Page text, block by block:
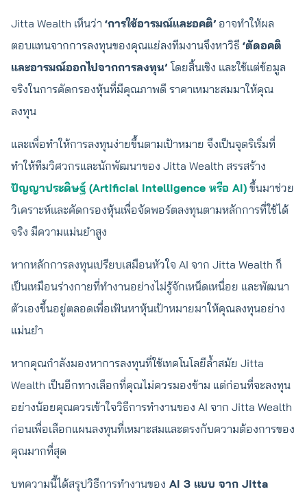
Jitta Wealth เห็นว่า ‘การใช้อารมณ์และอคติ’ อาจทำให้ผล
ตอบแทนจากการลงทุนของคุณแย่ลงทีมงานจึงหาวิธี ‘ตัดอคติ
และอารมณ์ออกไปจากการลงทุน’โดยสิ้นเชิง และใช้แต่ข้อมูล
จริงในการคัดกรองหุ้นที่มีคุณภาพดี ราคาเหมาะสมมาให้คุณ
ลงทุน
และเพื่อทำให้การลงทุนง่ายขึ้นตามเป้าหมาย จึงเป็นจุดริเริ่มที่
ทำให้ทีมวิศวกรและนักพัฒนาของ Jitta Wealth สรรสร้าง
ปัญญาประดิษฐ์ (Artificial intelligence หรือ AI) ขึ้นมาช่วย
วิเคราะห์และคัดกรองหุ้นเพื่อจัดพอร์ตลงทุนตามหลักการที่ใช้ได้
จริง มีความแม่นยำสูง
หากหลักการลงทุนเปรียบเสมือนหัวใจ AI จาก Jitta Wealth ก็
เป็นเหมือนร่างกายที่ทำงานอย่างไม่รู้จักเหน็ดเหนื่อย และพัฒนา
ตัวเองขึ้นอยู่ตลอดเพื่อเฟ้นหาหุ้นเป้าหมายมาให้คุณลงทุนอย่าง
แม่นยำ
หากคุณกำลังมองหาการลงทุนที่ใช้เทคโนโลยีล้ำสมัย Jitta
Wealth เป็นอีกทางเลือกที่คุณไม่ควรมองข้าม แต่ก่อนที่จะลงทุน
อย่างน้อยคุณควรเข้าใจวิธีการทำงานของ AI จาก Jitta Wealth
ก่อนเพื่อเลือกแผนลงทุนที่เหมาะสมและตรงกับความต้องการของ
คุณมากที่สุด
บทความนี้ได้สรุปวิธีการทำงานของ AI 3 แบบ จาก Jitta